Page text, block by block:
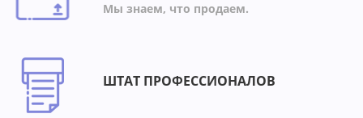
Мы знаем, что продаем.
ШТАТ ПРОФЕССИОНАЛОВ